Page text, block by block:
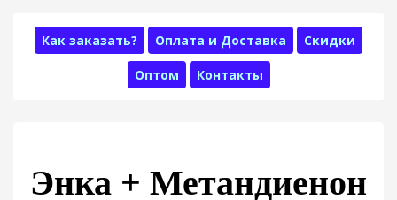
Как заказать? Оплата и Доставка Скидки
Оптом Контакты
Энка + Метандиенон